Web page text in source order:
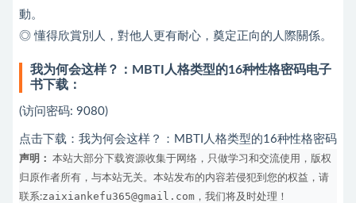
動。
◎ 懂得欣賞別人，對他人更有耐心，奠定正向的人際關係。
我为何会这样？：MBTI人格类型的16种性格密码电子
书下载：
(访问密码: 9080)
点击下载： 我为何会这样？：MBTI人格类型的16种性格密码
声明：
本站大部分下载资源收集于网络，只做学习和交流使用，版权
归原作者所有，与本站无关。本站发布的内容若侵犯到您的权益，请
联系:zaixiankefu365@gmail.com ，我们将及时处理！